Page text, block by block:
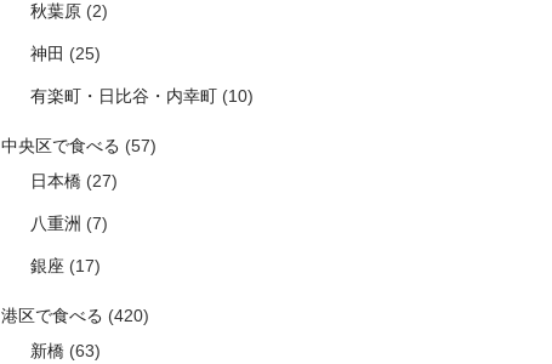
秋葉原 (2)
神田 (25)
有楽町・日比谷・内幸町 (10)
中央区で食べる (57)
日本橋 (27)
八重洲 (7)
銀座 (17)
港区で食べる (420)
新橋 (63)